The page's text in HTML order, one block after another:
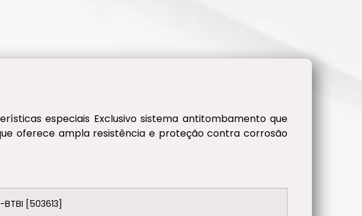
especiais Exclusivo sistema antitombamento que
oferece ampla resistência e proteção contra corrosão
BTBI [503613]